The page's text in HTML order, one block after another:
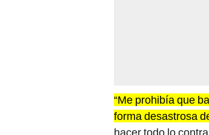
“Me prohibía que
forma desastrosa
hacer todo lo